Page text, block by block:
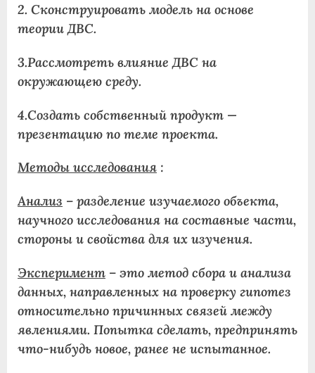
2. Сконструировать модель на основе
теории ДВС.
3.Рассмотреть влияние ДВС на
окружающею среду.
4.Создать собственный продукт —
презентацию по теме проекта.
Методы исследования :
Анализ – разделение изучаемого объекта,
научного исследования на составные части,
стороны и свойства для их изучения.
Эксперимент – это метод сбора и анализа
данных, направленных на проверку гипотез
относительно причинных связей между
явлениями. Попытка сделать, предпринять
что-нибудь новое, ранее не испытанное.